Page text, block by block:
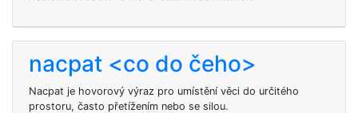
nacpat <co do čeho>
Nacpat je hovorový výraz pro umístění věci do určitého
prostoru, často přetížením nebo se silou.